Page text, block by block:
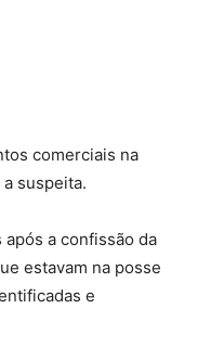
comerciais na
suspeita.
a confissão da
estavam na posse
e